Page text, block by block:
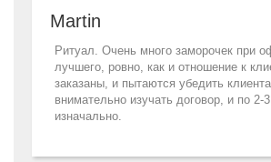
Martin
Ритуал. Очень много заморочек при
лучшего, ровно, как и отношение к
заказаны, и пытаются убедить
внимательно изучать договор, и по
изначально.